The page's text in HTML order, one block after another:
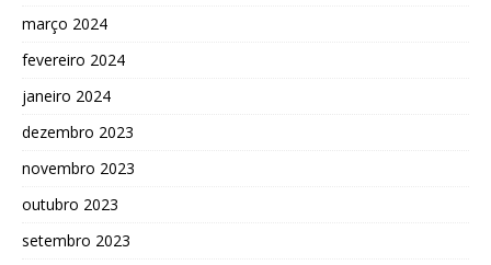
março 2024
fevereiro 2024
janeiro 2024
dezembro 2023
novembro 2023
outubro 2023
setembro 2023